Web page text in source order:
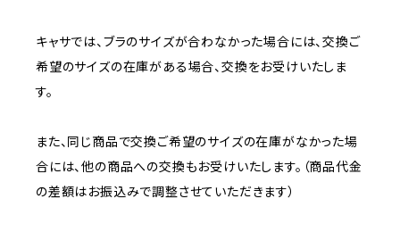
キャサでは、ブラのサイズが合わなかった場合には、交換ご
希望のサイズの在庫がある場合、交換をお受けいたしま
す。
また、同じ商品で交換ご希望のサイズの在庫がなかった場
合には、他の商品への交換もお受けいたします。（商品代金
の差額はお振込みで調整させていただきます）